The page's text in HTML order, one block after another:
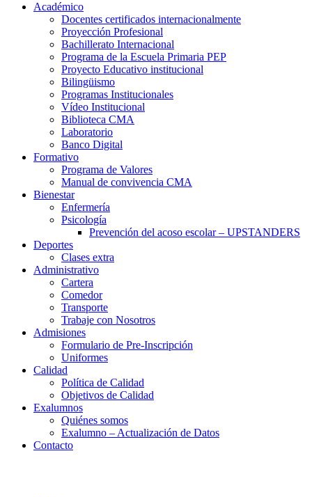
Académico
Docentes certificados internacionalmente
Proyección Profesional
Bachillerato Internacional
Programa de la Escuela Primaria PEP
Proyecto Educativo institucional
Bilingüismo
Programas Institucionales
Vídeo Institucional
Biblioteca CMA
Laboratorio
Banco Digital
Formativo
Programa de Valores
Manual de convivencia CMA
Bienestar
Enfermería
Psicología
Prevención del acoso escolar – UPSTANDERS
Deportes
Clases extra
Administrativo
Cartera
Comedor
Transporte
Trabaje con Nosotros
Admisiones
Formulario de Pre-Inscripción
Uniformes
Calidad
Política de Calidad
Objetivos de Calidad
Exalumnos
Quiénes somos
Exalumno – Actualización de Datos
Contacto